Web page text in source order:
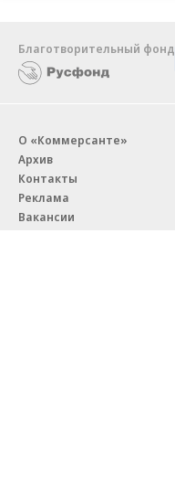
Благотворительный фонд
О «Коммерсанте»
Архив
Контакты
Реклама
Вакансии